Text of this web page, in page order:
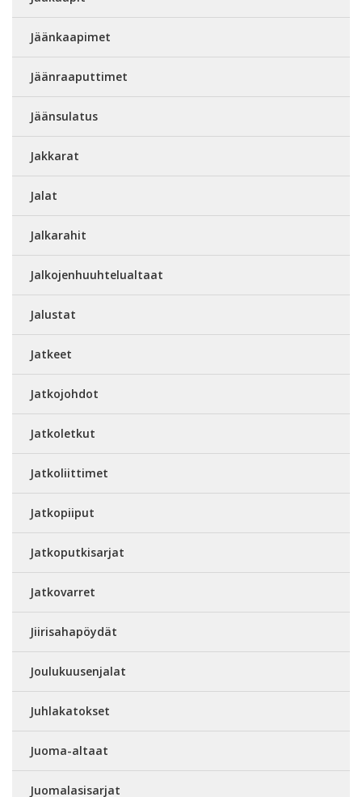
Jäänkaapimet
Jäänraaputtimet
Jäänsulatus
Jakkarat
Jalat
Jalkarahit
Jalkojenhuuhtelualtaat
Jalustat
Jatkeet
Jatkojohdot
Jatkoletkut
Jatkoliittimet
Jatkopiiput
Jatkoputkisarjat
Jatkovarret
Jiirisahapöydät
Joulukuusenjalat
Juhlakatokset
Juoma-altaat
Juomalasisarjat